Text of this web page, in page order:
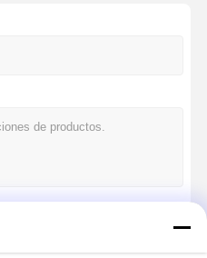
Fale
Notícias